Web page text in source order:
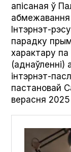
апісаная ў
Інтэрнэт-
парадку
характару па
(аднаўленні)
інтэрнэт-
пастановай
верасня